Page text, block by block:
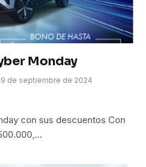
Monday
de septiembre de 2024
con sus descuentos Con